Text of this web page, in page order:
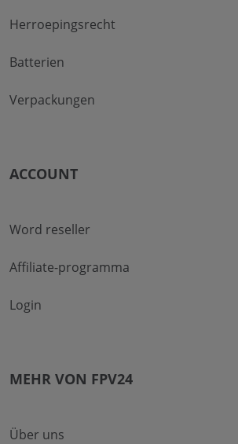
Herroepingsrecht
Batterien
Verpackungen
ACCOUNT
Word reseller
Affiliate-programma
Login
MEHR VON FPV24
Über uns